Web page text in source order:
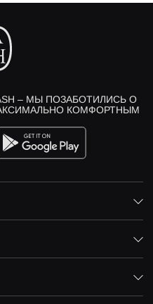
– МЫ ПОЗАБОТИЛИСЬ О
КОМФОРТНЫМ